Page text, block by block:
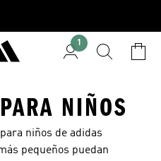
1
NIÑOS
niños de adidas
pequeños puedan